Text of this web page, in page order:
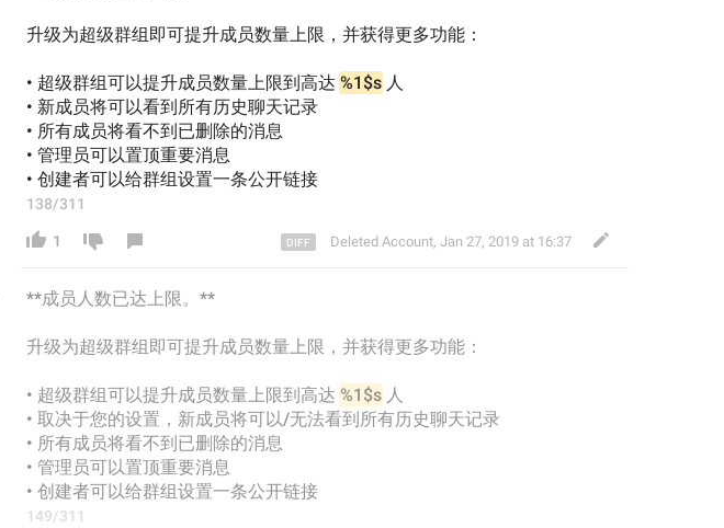
升级为超级群组即可提升成员数量上限，并获得更多功能：
• 超级群组可以提升成员数量上限到高达 %1$s 人
• 新成员将可以看到所有历史聊天记录
• 所有成员将看不到已删除的消息
• 管理员可以置顶重要消息
• 创建者可以给群组设置一条公开链接
138/311
1 Deleted Account, Jan 27, 2019 at 16:37
**成员人数已达上限。**
升级为超级群组即可提升成员数量上限，并获得更多功能：
• 超级群组可以提升成员数量上限到高达 %1$s 人
• 取决于您的设置，新成员将可以/无法看到所有历史聊天记录
• 所有成员将看不到已删除的消息
• 管理员可以置顶重要消息
• 创建者可以给群组设置一条公开链接
149/311